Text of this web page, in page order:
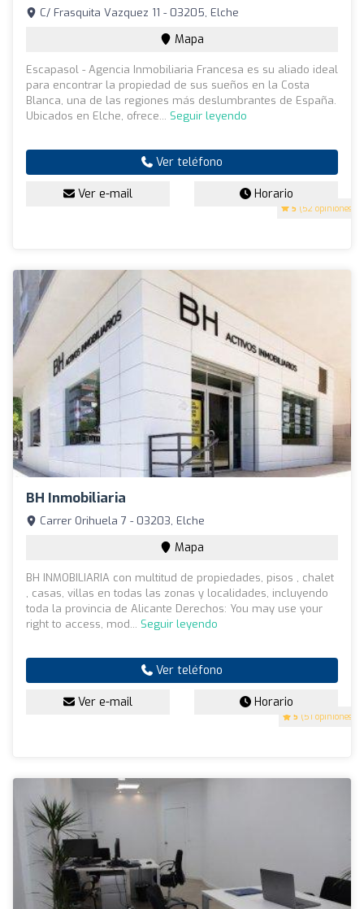
5 (52 opiniones)
C/ Frasquita Vazquez 11 - 03205, Elche
Mapa
Escapasol - Agencia Inmobiliaria Francesa es su aliado ideal
para encontrar la propiedad de sus sueños en la Costa
Blanca, una de las regiones más deslumbrantes de España.
Ubicados en Elche, ofrece... Seguir leyendo
Ver teléfono
Ver e-mail Horario
BH Inmobiliaria
5 (51 opiniones)
Carrer Orihuela 7 - 03203, Elche
Mapa
BH INMOBILIARIA con multitud de propiedades, pisos , chalet
, casas, villas en todas las zonas y localidades, incluyendo
toda la provincia de Alicante Derechos: You may use your
right to access, mod... Seguir leyendo
Ver teléfono
Ver e-mail Horario